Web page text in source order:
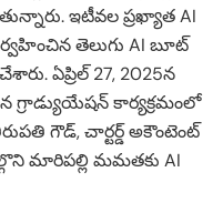
ఇటీవల ప్రఖ్యాత AI
తెలుగు AI బూట్
ఏప్రిల్ 27, 2025న
కార్యక్రమంలో
గౌడ్, చార్టర్డ్ అకౌంటెంట్
మారిపల్లి మమతకు AI